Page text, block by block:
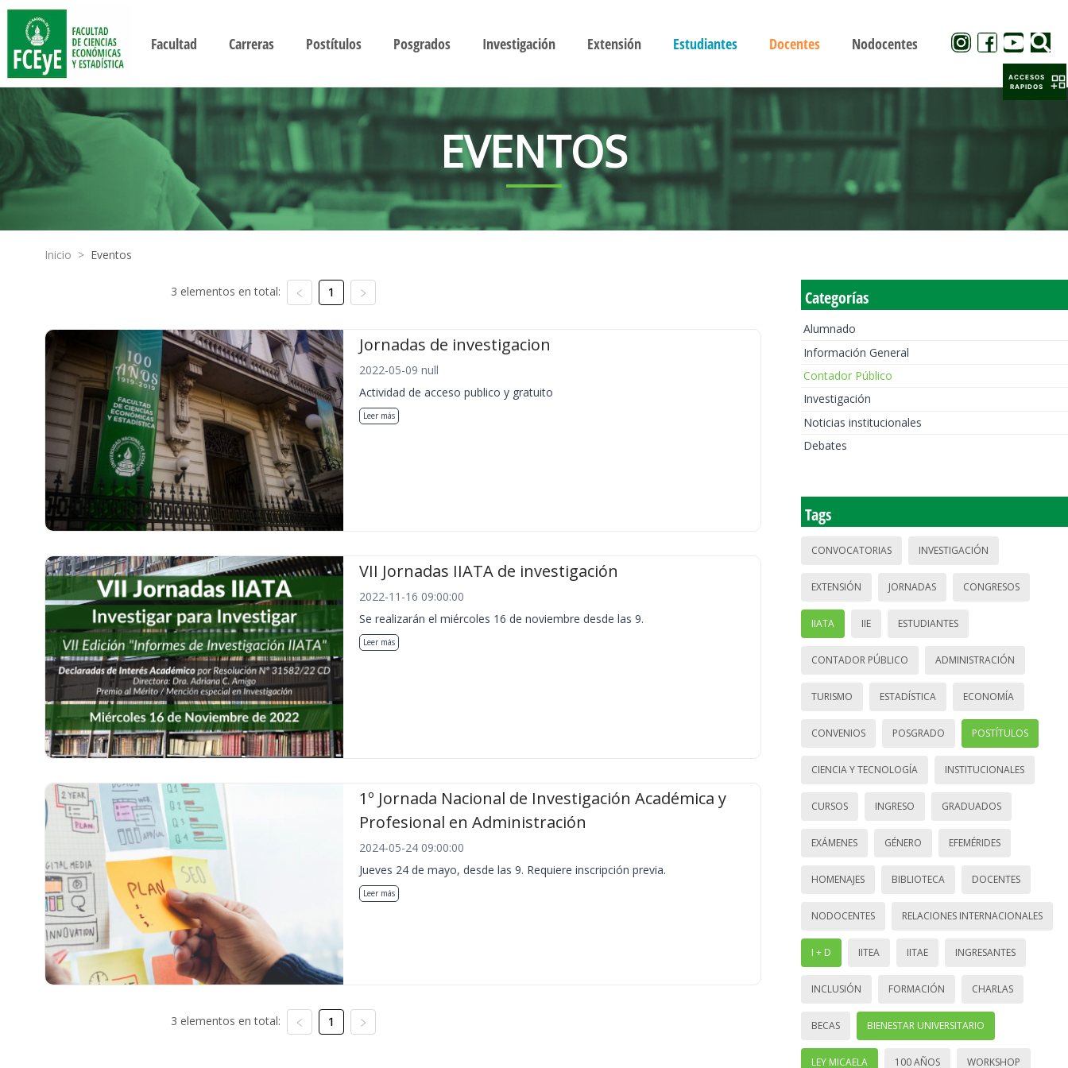
Facultad Carreras Postítulos Posgrados Investigación Extensión Estudiantes Docentes Nodocentes
EVENTOS
Inicio > Eventos
3 elementos en total: 1
Jornadas de investigacion
2022-05-09 null
Actividad de acceso publico y gratuito
Leer más
VII Jornadas IIATA de investigación
2022-11-16 09:00:00
Se realizarán el miércoles 16 de noviembre desde las 9.
Leer más
1º Jornada Nacional de Investigación Académica y
Profesional en Administración
2024-05-24 09:00:00
Jueves 24 de mayo, desde las 9. Requiere inscripción previa.
Leer más
3 elementos en total: 1
Categorías
Alumnado
Información General
Contador Público
Investigación
Noticias institucionales
Debates
Tags
CONVOCATORIAS INVESTIGACIÓN
EXTENSIÓN JORNADAS CONGRESOS
IIATA IIE ESTUDIANTES
CONTADOR PÚBLICO ADMINISTRACIÓN
TURISMO ESTADÍSTICA ECONOMÍA
CONVENIOS POSGRADO POSTÍTULOS
CIENCIA Y TECNOLOGÍA INSTITUCIONALES
CURSOS INGRESO GRADUADOS
EXÁMENES GÉNERO EFEMÉRIDES
HOMENAJES BIBLIOTECA DOCENTES
NODOCENTES RELACIONES INTERNACIONALES
I + D IITEA IITAE INGRESANTES
INCLUSIÓN FORMACIÓN CHARLAS
BECAS BIENESTAR UNIVERSITARIO
LEY MICAELA 100 AÑOS WORKSHOP
ACCESOS
RAPIDOS